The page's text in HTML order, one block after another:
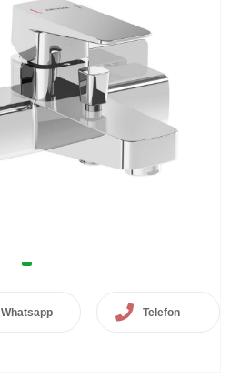
Whatsapp Telefon